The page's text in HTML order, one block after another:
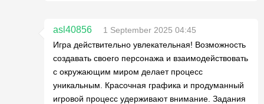
asl40856
1 September 2025 04:45
Игра действительно увлекательная! Возможность
создавать своего персонажа и взаимодействовать
с окружающим миром делает процесс
уникальным. Красочная графика и продуманный
игровой процесс удерживают внимание. Задания